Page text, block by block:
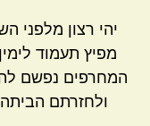
יהי רצון
מפיץ תעמוד
המחרפים נפשם
ולחזרתם